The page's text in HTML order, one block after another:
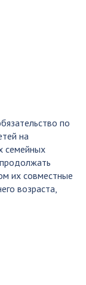
по
на
семейных
их совместные
возраста,